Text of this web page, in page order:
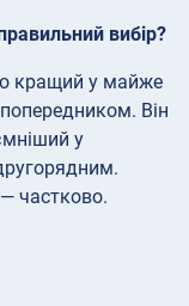
вибір?
кращий у майже
Він
у
частково.